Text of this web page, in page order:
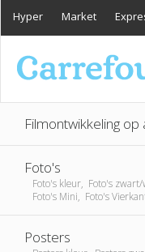
Hyper Market
Filmontwikkeling op
Foto's
Foto's kleur, Foto's
Foto's Mini, Foto's
Posters